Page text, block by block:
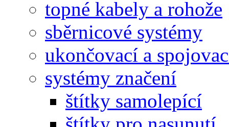
topné kabely a rohože
sběrnicové systémy
ukončovací a
systémy značení
štítky samolepící